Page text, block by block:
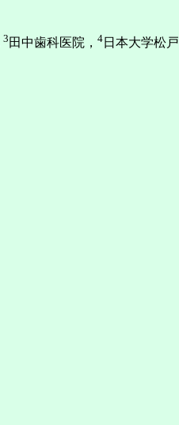
3 田中歯科医院， 4 日本大学松